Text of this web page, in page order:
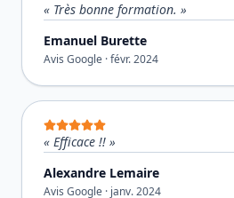
« Très bonne formation. »
Emanuel Burette
Avis Google ·févr. 2024
« Efficace !! »
Alexandre Lemaire
Avis Google · janv. 2024